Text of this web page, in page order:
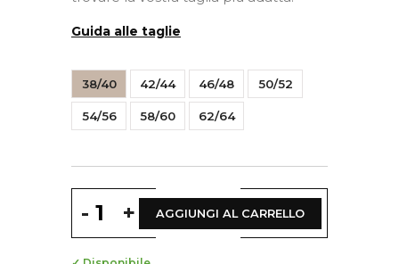
Guida alle taglie
38/40 42/44 46/48 50/52
54/56 58/60 62/64
- + AGGIUNGI AL CARRELLO